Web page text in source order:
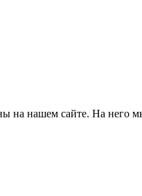
на нашем сайте. На